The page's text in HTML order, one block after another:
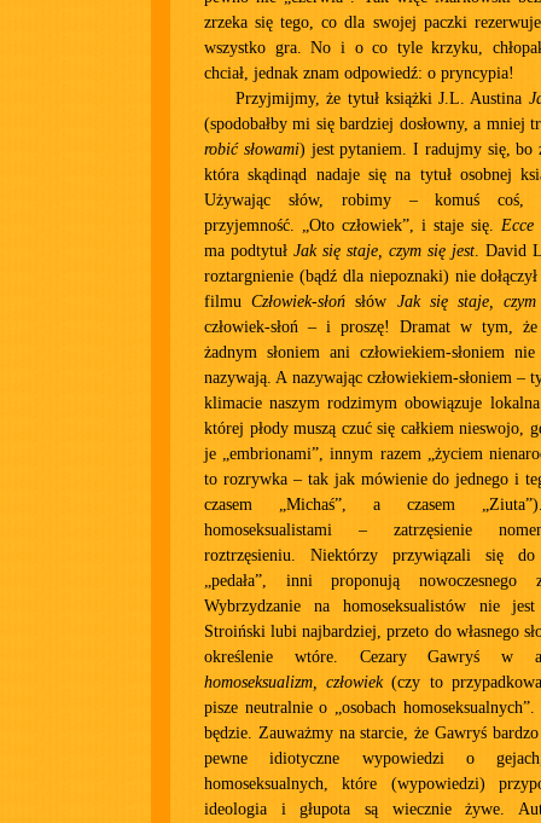
zrzeka się tego, co dla swojej paczki
wszystko gra. No i o co tyle krzyku,
chciał, jednak znam odpowiedź: o pryncypia!
Przyjmijmy, że tytuł książki J.L. Austina
(spodobałby mi się bardziej dosłowny, a mniej
robić słowami) jest pytaniem. I radujmy się, bo
która skądinąd nadaje się na tytuł osobnej
Używając słów, robimy – komuś coś,
przyjemność. „Oto człowiek”, i staje się. Ecce
ma podtytuł Jak się staje, czym się jest. David
roztargnienie (bądź dla niepoznaki) nie
filmuCzłowiek-słoń słów Jak się staje,
człowiek-słoń – i proszę! Dramat w tym, że
żadnym słoniem ani człowiekiem-słoniem
nazywają. A nazywając człowiekiem-słoniem –
klimacie naszym rodzimym obowiązuje
której płody muszą czuć się całkiem nieswojo,
je „embrionami”, innym razem „życiem
to rozrywka – tak jak mówienie do jednego i
czasem „Michaś”, a czasem
homoseksualistami – zatrzęsienie
roztrzęsieniu. Niektórzy przywiązali się do
„pedała”, inni proponują nowoczesnego
Wybrzydzanie na homoseksualistów nie
Stroiński lubi najbardziej, przeto do własnego
określenie wtóre. Cezary Gawryś w
homoseksualizm, człowiek(czy to przypadkowa
pisze neutralnie o „osobach
będzie. Zauważmy na starcie, że Gawryś
pewne idiotyczne wypowiedzi o
homoseksualnych, które (wypowiedzi)
ideologia i głupota są wiecznie żywe.